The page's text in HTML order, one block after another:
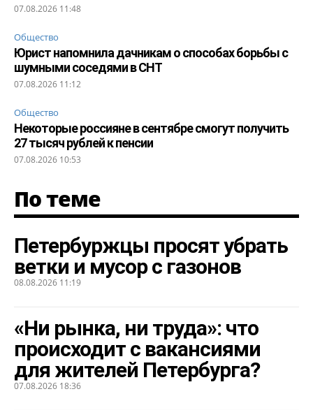
07.08.2026 11:48
Общество
Юрист напомнила дачникам о способах борьбы с
шумными соседями в СНТ
07.08.2026 11:12
Общество
Некоторые россияне в сентябре смогут получить
27 тысяч рублей к пенсии
07.08.2026 10:53
По теме
Петербуржцы просят убрать
ветки и мусор с газонов
08.08.2026 11:19
«Ни рынка, ни труда»: что
происходит с вакансиями
для жителей Петербурга?
07.08.2026 18:36